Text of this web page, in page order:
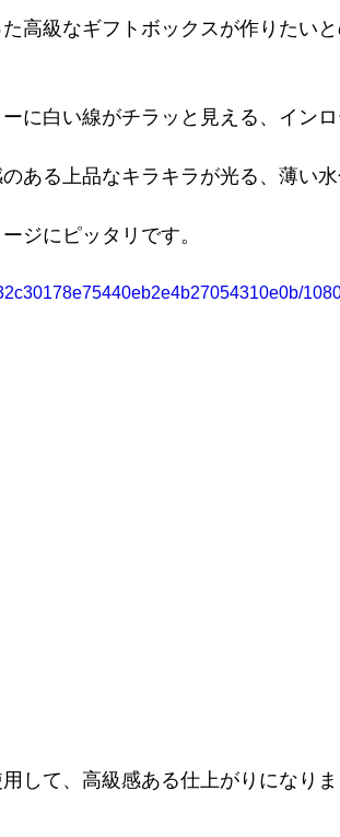
高級なギフトボックスが作りたい
に白い線がチラッと見える、イン
ある上品なキラキラが光る、薄い
ジにピッタリです。
して、高級感ある仕上がりになり